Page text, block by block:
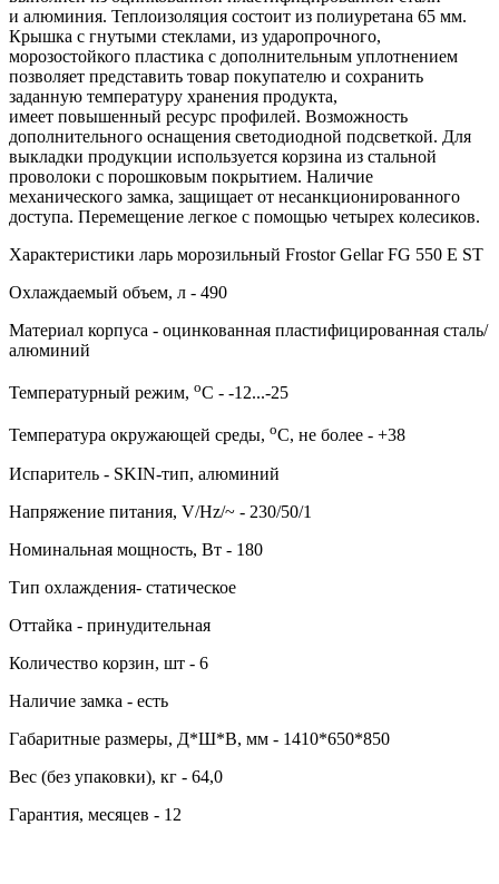
и алюминия. Теплоизоляция состоит из полиуретана 65 мм.
Крышка с гнутыми стеклами, из ударопрочного,
морозостойкого пластика с дополнительным уплотнением
позволяет представить товар покупателю и сохранить
заданную температуру хранения продукта,
имеет повышенный ресурс профилей. Возможность
дополнительного оснащения светодиодной подсветкой. Для
выкладки продукции используется корзина из стальной
проволоки с порошковым покрытием. Наличие
механического замка, защищает от несанкционированного
доступа. Перемещение легкое с помощью четырех колесиков.
Характеристики ларь морозильный Frostor Gellar FG 550 E ST
Охлаждаемый объем, л - 490
Материал корпуса - оцинкованная пластифицированная сталь/
алюминий
Температурный режим, оC - -12...-25
Температура окружающей среды, оC, не более - +38
Испаритель - SKIN-тип, алюминий
Напряжение питания, V/Hz/~ - 230/50/1
Номинальная мощность, Вт - 180
Тип охлаждения- статическое
Оттайка - принудительная
Количество корзин, шт - 6
Наличие замка - есть
Габаритные размеры, Д*Ш*В, мм - 1410*650*850
Вес (без упаковки), кг - 64,0
Гарантия, месяцев - 12